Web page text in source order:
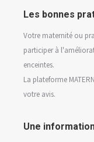
Les bonnes
Votre maternité ou
participer à
enceintes.
La plateforme
votre avis.
Une